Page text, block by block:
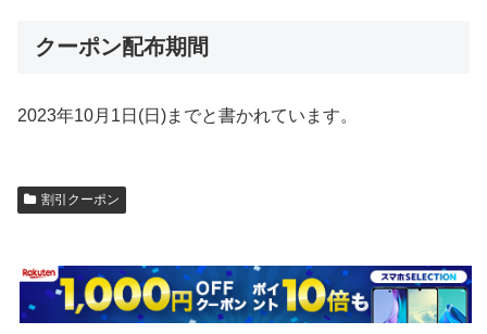
クーポン配布期間
2023年10月1日(日)までと書かれています。
割引クーポン